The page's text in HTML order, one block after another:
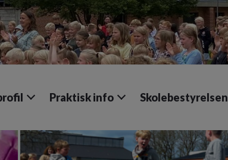
Praktisk info Skolebestyrelsen